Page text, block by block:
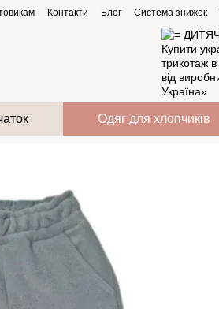
Контакти Блог Система знижок
Одяг для хлопчиків